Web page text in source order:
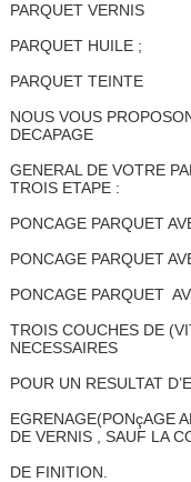
PARQUET VERNIS
PARQUET HUILE ;
PARQUET TEINTE
NOUS VOUS
DECAPAGE
GENERAL DE VOTRE
TROIS ETAPE :
PONCAGE PARQUET
PONCAGE PARQUET
PONCAGE PARQUET
TROIS COUCHES DE
NECESSAIRES
POUR UN RESULTAT
EGRENAGE(PONçAGE
DE VERNIS , SAUF LA
DE FINITION.